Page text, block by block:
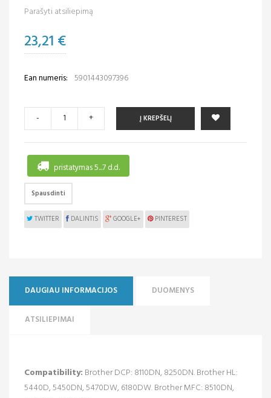
Parašyti atsiliepimą
23,21 €
Ean numeris: 5901443097396
- + Į KREPŠELĮ
pristatymas 5...7 d.d.
Spausdinti
TWITTER DALINTIS GOOGLE+ PINTEREST
DAUGIAU INFORMACIJOS DUOMENYS
ATSILIEPIMAI
Compatibility: Brother DCP: 8110DN, 8250DN. Brother HL:
5440D, 5450DN, 5470DW, 6180DW. Brother MFC: 8510DN,